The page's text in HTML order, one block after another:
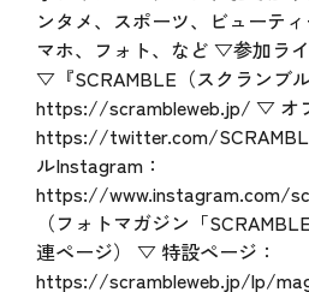
ンタメ、スポーツ、ビューテ
マホ、フォト、など ▽参加ラ
▽『SCRAMBLE（スクランブ
https://scrambleweb.jp/ ▽ オ
https://twitter.com/
ルInstagram：
https://www.instagram.com/
（フォトマガジン「
連ページ） ▽ 特設ページ：
https://scrambleweb.jp/lp/